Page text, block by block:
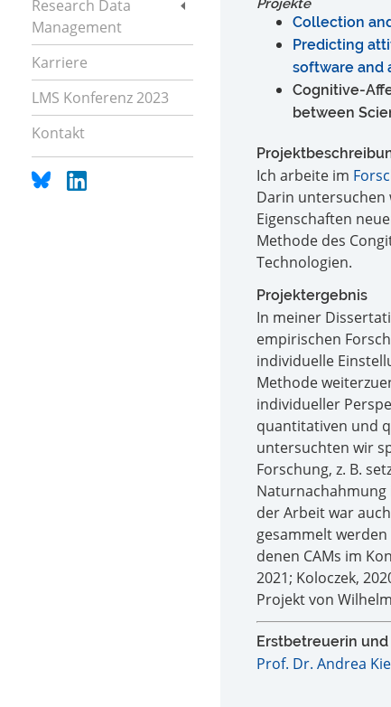
Research Data
Management
Karriere
LMS Konferenz 2023
Kontakt
Projekte
Collection
Predicting
software and
Cognitive-
between
Ich arbeite im
Darin untersuchen
Eigenschaften
Methode des
Technologien.
Projektergebnis
In meiner
empirischen
individuelle
Methode
individueller
quantitativen und
untersuchten wir
Forschung, z. B.
Naturnachahmung
der Arbeit war
gesammelt
denen CAMs im
2021; Koloczek,
Projekt von
Erstbetreuerin
Prof. Dr. Andrea